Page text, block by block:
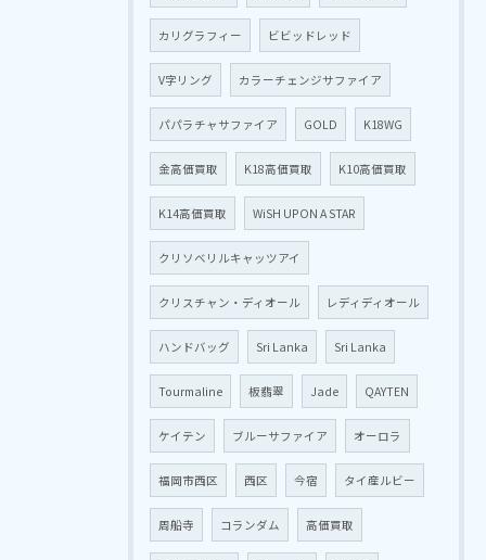
カリグラフィー ビビッドレッド
V字リング カラーチェンジサファイア
パパラチャサファイア GOLD K18WG
金高価買取 K18高価買取 K10高価買取
K14高価買取 WiSH UPON A STAR
クリソベリルキャッツアイ
クリスチャン・ディオール レディディオール
ハンドバッグ Sri Lanka Sri Lanka
Tourmaline 板翡翠 Jade QAYTEN
ケイテン ブルーサファイア オーロラ
福岡市西区 西区 今宿 タイ産ルビー
周船寺 コランダム 高価買取